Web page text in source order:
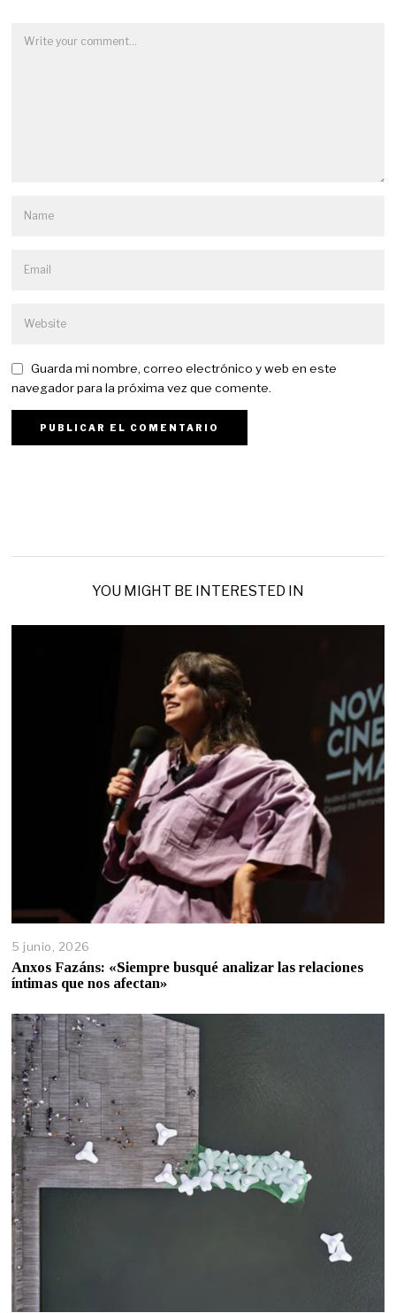
Guarda mi nombre, correo electrónico y web en este
navegador para la próxima vez que comente.
YOU MIGHT BE INTERESTED IN
5 junio, 2026
Anxos Fazáns: «Siempre busqué analizar las relaciones
íntimas que nos afectan»